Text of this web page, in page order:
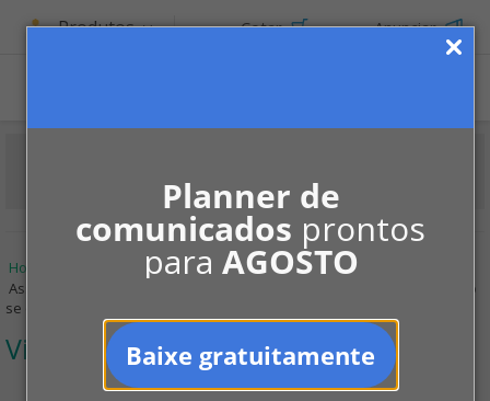
Planner de
comunicados prontos
para AGOSTO
Baixe gratuitamente
Produtos Cotar Anunciar
Home Para Moradores
Vida em condomínio
Assembleia de Condomínio: para que serve, por que participar e como
se comportar
Vida em condomínio